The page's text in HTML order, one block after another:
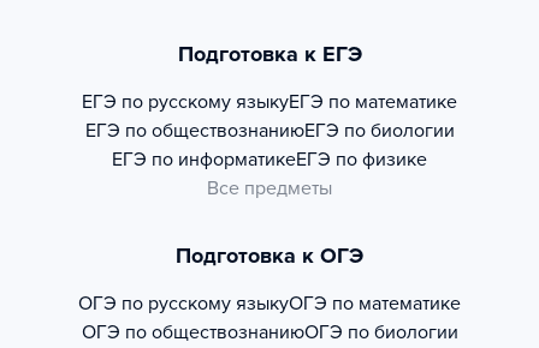
Подготовка к ЕГЭ
ЕГЭ по русскому языкуЕГЭ по математике
ЕГЭ по обществознаниюЕГЭ по биологии
ЕГЭ по информатикеЕГЭ по физике
Все предметы
Подготовка к ОГЭ
ОГЭ по русскому языкуОГЭ по математике
ОГЭ по обществознаниюОГЭ по биологии